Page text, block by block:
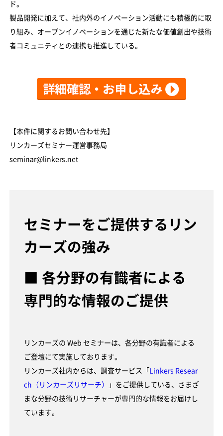
ド。
製品開発に加えて、社内外のイノベーション活動にも積極的に取
り組み、オープンイノベーションを通じた新たな価値創出や技術
者コミュニティとの連携も推進している。
【本件に関するお問い合わせ先】
リンカーズセミナー運営事務局
seminar@linkers.net
セミナーをご提供するリン
カーズの強み
■ 各分野の有識者による
専門的な情報のご提供
リンカーズの Web セミナーは、各分野の有識者による
ご登壇にて実施しております。
リンカーズ社内からは、調査サービス「
Linkers Resear
ch（リンカーズリサーチ）
」をご提供している、さまざ
まな分野の技術リサーチャーが専門的な情報をお届けし
ています。